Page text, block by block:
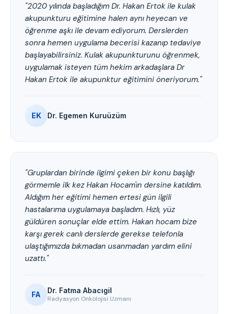
"2020 yılında başladığım Dr. Hakan Ertok ile kulak
akupunkturu eğitimine halen aynı heyecan ve
öğrenme aşkı ile devam ediyorum. Derslerden
sonra hemen uygulama becerisi kazanıp tedaviye
başlayabilirsiniz. Kulak akupunkturunu öğrenmek,
uygulamak isteyen tüm hekim arkadaşlara Dr
Hakan Ertok ile akupunktur eğitimini öneriyorum."
EK Dr. Egemen Kuruüzüm
"Gruplardan birinde ilgimi çeken bir konu başlığı
görmemle ilk kez Hakan Hocam'ın dersine katıldım.
Aldığım her eğitimi hemen ertesi gün ilgili
hastalarıma uygulamaya başladım. Hızlı, yüz
güldüren sonuçlar elde ettim. Hakan hocam bize
karşı gerek canlı derslerde gerekse telefonla
ulaştığımızda bıkmadan usanmadan yardım elini
uzattı."
FA Dr. Fatma Abacıgil
Radyasyon Onkolojisi Uzmanı